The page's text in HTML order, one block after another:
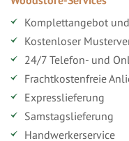
Komplettangebot
Kostenloser
24/7 Telefon- und
Frachtkostenfreie
Expresslieferung
Samstagslieferung
Handwerkerservice